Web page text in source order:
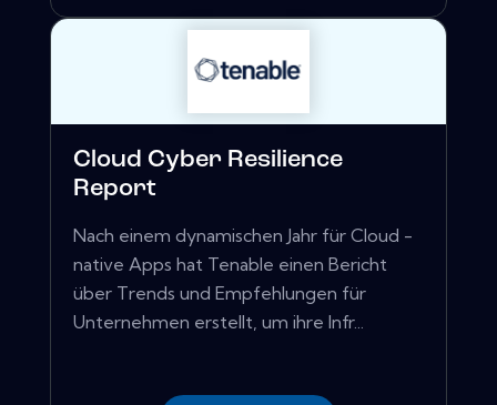
Cloud Cyber ​​Resilience
Report
Nach einem dynamischen Jahr für Cloud -
native Apps hat Tenable einen Bericht
über Trends und Empfehlungen für
Unternehmen erstellt, um ihre Infr...